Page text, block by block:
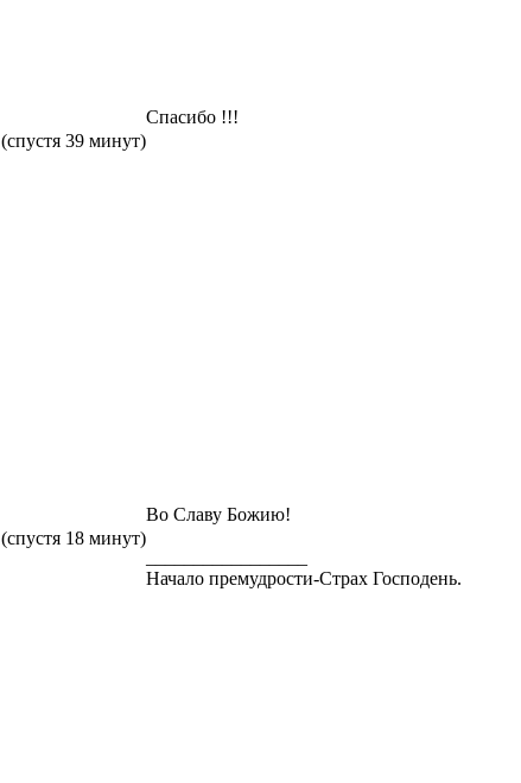
(спустя 39 минут)
Спасибо !!!
(спустя 18 минут)
Во Славу Божию!
Начало премудрости-Страх Господень.